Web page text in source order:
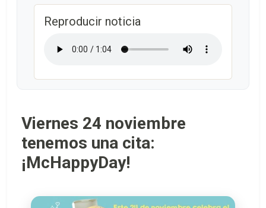
Reproducir noticia
Viernes 24 noviembre
tenemos una cita:
¡McHappyDay!